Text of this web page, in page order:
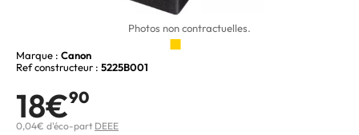
Photos non contractuelles.
Marque : Canon
Ref constructeur : 5225B001
18€90
0,04€ d'éco-part DEEE